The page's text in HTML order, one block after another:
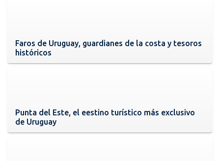
Faros de Uruguay, guardianes de la costa y tesoros
históricos
Punta del Este, el eestino turístico más exclusivo
de Uruguay